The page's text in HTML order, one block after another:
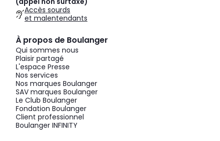
Accès sourds
et malentendants
À propos de Boulanger
Qui sommes nous
Plaisir partagé
L'espace Presse
Nos services
Nos marques Boulanger
SAV marques Boulanger
Le Club Boulanger
Fondation Boulanger
Client professionnel
Boulanger INFINITY